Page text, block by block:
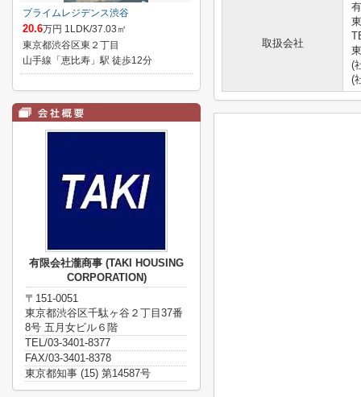
取扱会社
(
(
プライムレジデンス渋谷
20.6万円 1LDK/37.03㎡
東京都渋谷区東２丁目
山手線「恵比寿」駅 徒歩12分
有限会社瀧商事 (TAKI HOUSING
CORPORATION)
〒151-0051
東京都渋谷区千駄ヶ谷２丁目37番
8号 五月女ビル６階
TEL/03-3401-8377
FAX/03-3401-8378
東京都知事 (15) 第14587号